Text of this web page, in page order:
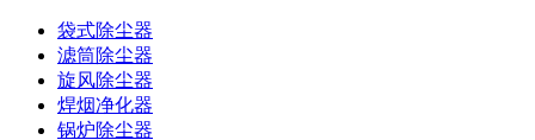
袋式除尘器
滤筒除尘器
旋风除尘器
焊烟净化器
锅炉除尘器